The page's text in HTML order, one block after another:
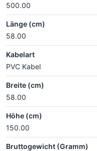
500.00
Länge (cm)
58.00
Kabelart
PVC Kabel
Breite (cm)
58.00
Höhe (cm)
150.00
Bruttogewicht (Gramm)